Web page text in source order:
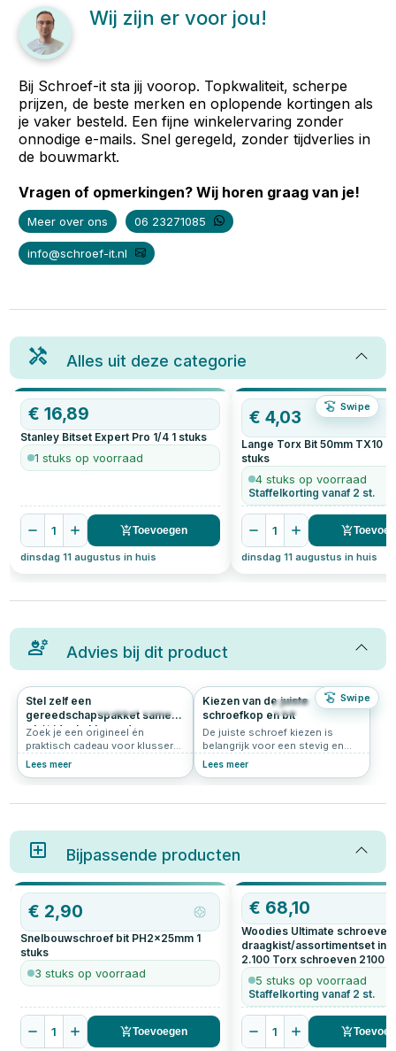
Wij zijn er voor jou!
Bij Schroef-it sta jij voorop. Topkwaliteit, scherpe
prijzen, de beste merken en oplopende kortingen als
je vaker besteld. Een fijne winkelervaring zonder
onnodige e-mails. Snel geregeld, zonder tijdverlies in
de bouwmarkt.
Vragen of opmerkingen? Wij horen graag van je!
Meer over ons 06 23271085
info@schroef-it.nl
Alles uit deze categorie
Swipe
€16,89
Stanley Bitset Expert Pro 1/4 1 stuks
1 stuks op voorraad
1 Toevoegen
dinsdag 11 augustus in huis
€4,03
Lange Torx Bit 50mm TX10 |
stuks
4 stuks op voorraad
Staffelkorting vanaf 2 st.
1
dinsdag 11 augustus in huis
Advies bij dit product
Swipe
Stel zelf een
gereedschapspakket samen
– hét ideale klus cadeau
Zoek je een origineel én
praktisch cadeau voor klussers?
Bijvoorbeeld voor iemand die op
wat je zoekt. Met deze complete
set geef je niet zomaar
vliegende start voor elke
beginnende klusser.
Lees meer
228 4.6
Kiezen van de juiste
schroefkop en bit
De juiste schroef kiezen is
belangrijk voor een stevig en
esthetisch verantwoord
verschillende materialen en
schroefkoppen én de
aansluitingen die je kunt
tegenkomen, zodat je voor elke
klus de juiste keuze maakt.
Lees meer
Bijpassende producten
OP=OP
€ 2,90
Snelbouwschroef bit PH2x25mm 1
stuks
3 stuks op voorraad
1 Toevoegen
€ 68,10
Woodies Ultimate schroeven
draagkist/assortimentset
2.100 Torx schroeven 2100
5 stuks op voorraad
Staffelkorting vanaf 2 st.
1